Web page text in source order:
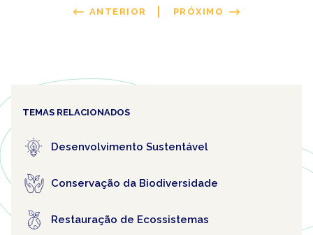
ANTERIOR PRÓXIMO
TEMAS RELACIONADOS
Desenvolvimento Sustentável
Conservação da Biodiversidade
Restauração de Ecossistemas